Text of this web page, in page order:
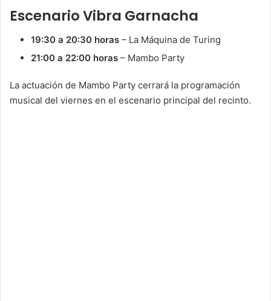
Escenario Vibra Garnacha
19:30 a 20:30 horas – La Máquina de Turing
21:00 a 22:00 horas – Mambo Party
La actuación de Mambo Party cerrará la programación
musical del viernes en el escenario principal del recinto.